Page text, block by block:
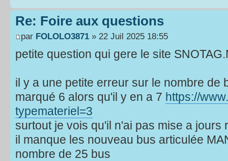
Re: Foire aux questions
par FOLOLO3871 » 22 Juil 2025 18:55
petite question qui gere le site
il y a une petite erreur sur le nombre de
marqué 6 alors qu'il y en a 7 https://
typemateriel=3
surtout je vois qu'il n'ai pas mise a jours
il manque les nouveau bus articulée
nombre de 25 bus